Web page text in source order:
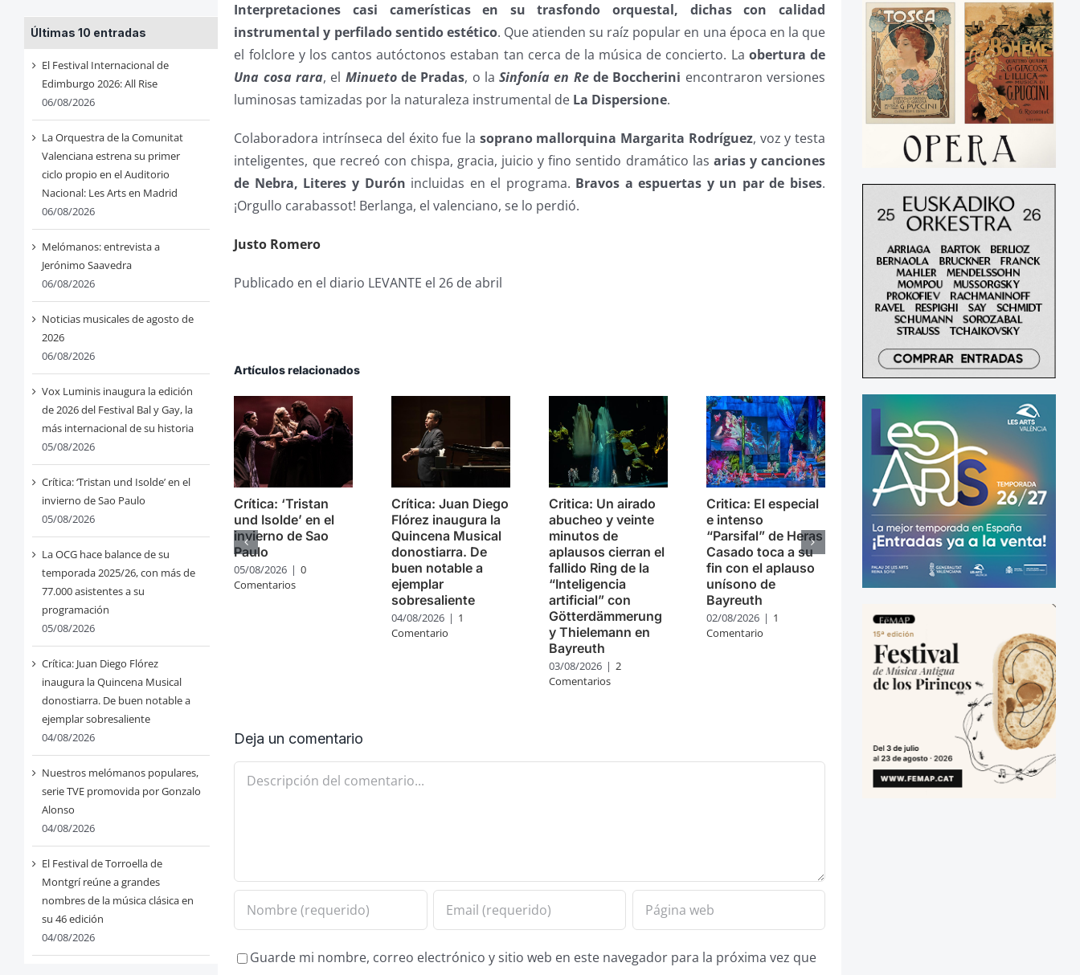
Últimas 10 entradas
El Festival Internacional de
Edimburgo 2026: All Rise
06/08/2026
La Orquestra de la Comunitat
Valenciana estrena su primer
ciclo propio en el Auditorio
Nacional: Les Arts en Madrid
06/08/2026
Melómanos: entrevista a
Jerónimo Saavedra
06/08/2026
Noticias musicales de agosto de
2026
06/08/2026
Vox Luminis inaugura la edición
de 2026 del Festival Bal y Gay, la
más internacional de su historia
05/08/2026
Crítica: ‘Tristan und Isolde’ en el
invierno de Sao Paulo
05/08/2026
La OCG hace balance de su
temporada 2025/26, con más de
77.000 asistentes a su
programación
05/08/2026
Crítica: Juan Diego Flórez
inaugura la Quincena Musical
donostiarra. De buen notable a
ejemplar sobresaliente
04/08/2026
Nuestros melómanos populares,
serie TVE promovida por Gonzalo
Alonso
04/08/2026
El Festival de Torroella de
Montgrí reúne a grandes
nombres de la música clásica en
su 46 edición
04/08/2026
Interpretaciones casi camerísticas en su trasfondo orquestal, dichas con calidad
instrumental y perfilado sentido estético. Que atienden su raíz popular en una época en la que
el folclore y los cantos autóctonos estaban tan cerca de la música de concierto. La obertura de
Una cosa rara, el Minuetode Pradas, o laSinfonía en Rede Boccherini encontraron versiones
luminosas tamizadas por la naturaleza instrumental de La Dispersione.
Colaboradora intrínseca del éxito fue la soprano mallorquina Margarita Rodríguez, voz y testa
inteligentes, que recreó con chispa, gracia, juicio y fino sentido dramático las arias y canciones
de Nebra, Literes y Durón incluidas en el programa. Bravos a espuertas y un par de bises.
¡Orgullo carabassot! Berlanga, el valenciano, se lo perdió.
Justo Romero
Publicado en el diario LEVANTE el 26 de abril
Artículos relacionados
Crítica: ‘Tristan
und Isolde’ en el
invierno de Sao
Paulo
05/08/2026 | 0
Comentarios
Crítica: Juan Diego
Flórez inaugura la
Quincena Musical
donostiarra. De
buen notable a
ejemplar
sobresaliente
04/08/2026 | 1
Comentario
Critica: Un airado
abucheo y veinte
minutos de
aplausos cierran el
fallido Ring de la
“Inteligencia
artificial” con
Götterdämmerung
y Thielemann en
Bayreuth
03/08/2026 | 2
Comentarios
Critica: El especial
e intenso
“Parsifal” de Heras
Casado toca a su
fin con el aplauso
unísono de
Bayreuth
02/08/2026 | 1
Comentario
Deja un comentario
Comentario
Guarde mi nombre, correo electrónico y sitio web en este navegador para la próxima vez que